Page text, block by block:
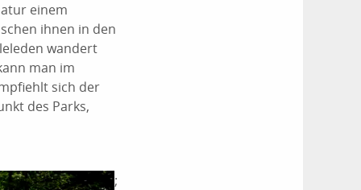
einem
ihnen in den
wandert
man im
sich der
des Parks,
;